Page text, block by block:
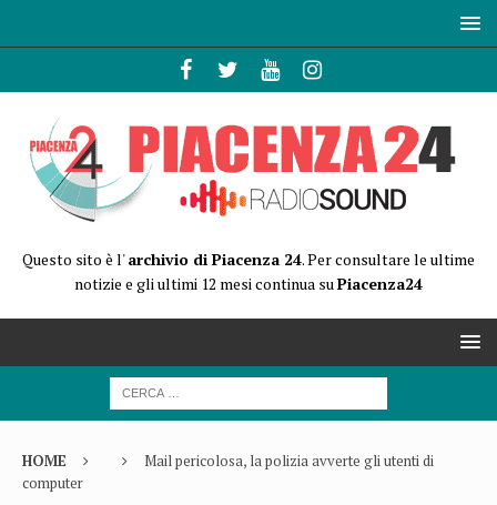
Questo sito è l'archivio di Piacenza 24. Per consultare le ultime
notizie e gli ultimi 12 mesi continua suPiacenza24
HOME
Mail pericolosa, la polizia avverte gli utenti di
computer